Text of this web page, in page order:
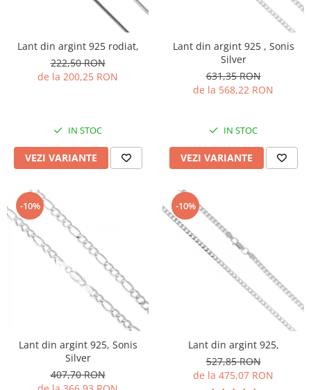
Lant din argint 925 rodiat,
222,50 RON
de la 200,25 RON
IN STOC
VEZI VARIANTE
Lant din argint 925 , Sonis
Silver
631,35 RON
de la 568,22 RON
IN STOC
VEZI VARIANTE
-10%
Lant din argint 925, Sonis
Silver
407,70 RON
-10%
Lant din argint 925,
527,85 RON
de la 475,07 RON